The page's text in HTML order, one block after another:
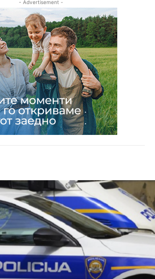
- Advertisement -